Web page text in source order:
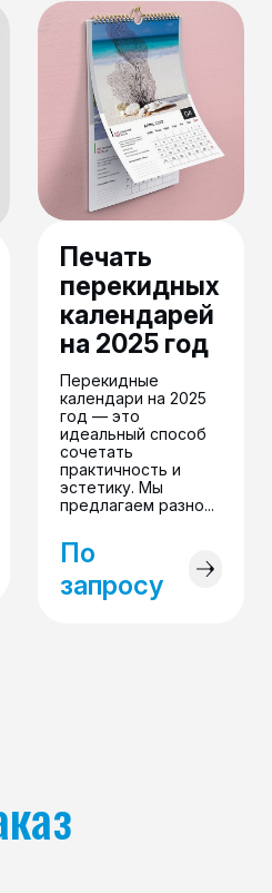
Печать
перекидных
календарей
на 2025 год
Перекидные
календари на 2025
год — это
идеальный способ
сочетать
практичность и
эстетику. Мы
предлагаем разно...
По
запросу